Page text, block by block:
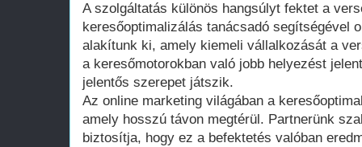
A szolgáltatás különös hangsúlyt fektet a
keresőoptimalizálás tanácsadó segítségével
alakítunk ki, amely kiemeli vállalkozását a
a keresőmotorokban való jobb helyezést
jelentős szerepet játszik.
Az online marketing világában a
amely hosszú távon megtérül. Partnerünk
biztosítja, hogy ez a befektetés valóban